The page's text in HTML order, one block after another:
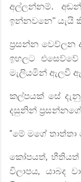
අල්ලන්නම්.
ඉන්නවනෙ" යැයි
ප්‍රසන්න වෙව්ලන
ඉහලට
මැලියමින් ඇලවී
කල්පයක් සේ
දසුනින්
"මේ මගේ
කෝපයත්, භීතියත්
විලාපය, යාබද